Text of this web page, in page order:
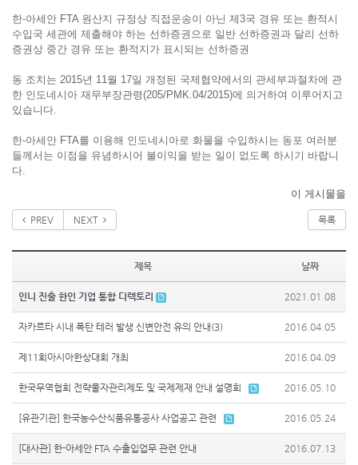
한-아세안 FTA 원산지 규정상 직접운송이 아닌 제3국 경유 또는 환적시
수입국 세관에 제출해야 하는 선하증권으로 일반 선하증권과 달리 선하
증권상 중간 경유 또는 환적지가 표시되는 선하증권
동 조치는 2015년 11월 17일 개정된 국제협약에서의 관세부과절차에 관
한 인도네시아 재무부장관령(205/PMK.04/2015)에 의거하여 이루어지고
있습니다.
한-아세안 FTA를 이용해 인도네시아로 화물을 수입하시는 동포 여러분
들께서는 이점을 유념하시어 불이익을 받는 일이 없도록 하시기 바랍니
다.
이 게시물을
PREV NEXT 목록
제목 날짜
인니 진출 한인 기업 통합 디렉토리 2021.01.08
자카르타 시내 폭탄 테러 발생 신변안전 유의 안내(3) 2016.04.05
제11회아시아한상대회 개최 2016.04.09
한국무역협회 전략물자관리제도 및 국제제재 안내 설명회 2016.05.10
[유관기관] 한국농수산식품유통공사 사업공고 관련 2016.05.24
[대사관] 한-아세안 FTA 수출입업무 관련 안내 2016.07.13